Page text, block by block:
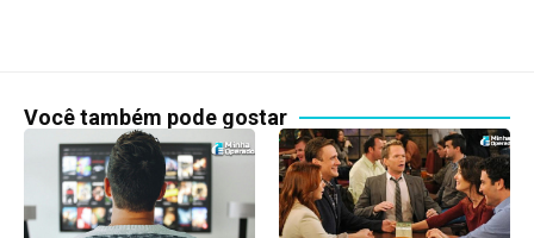
Você também pode gostar